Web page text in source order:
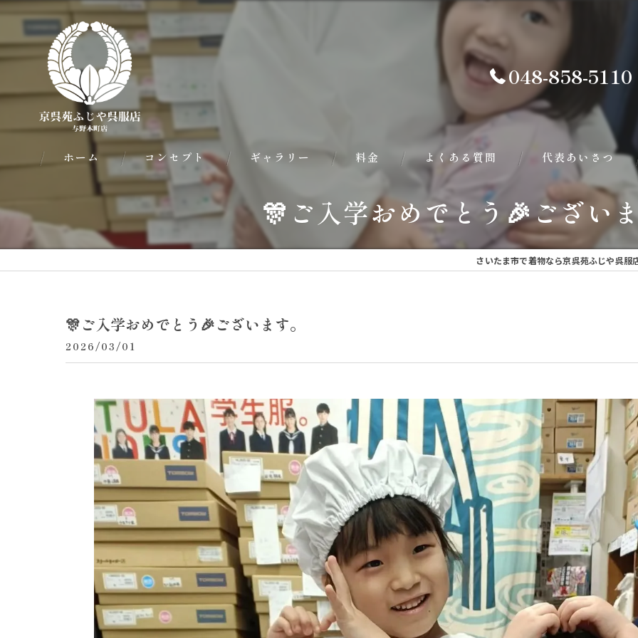
048-858-5110
ホーム コンセプト ギャラリー 料金 よくある質問 代表あいさつ
🎊ご入学おめでとう🎉ござい
さいたま市で着物なら京呉苑ふじや呉服
🎊ご入学おめでとう🎉ございます。
2026/03/01